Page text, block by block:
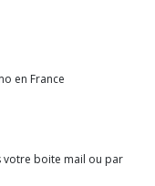
en France
votre boite mail ou par